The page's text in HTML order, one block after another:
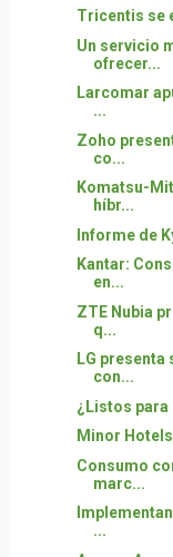
Tricentis se
Un servicio
ofrecer...
Larcomar
...
Zoho
co...
Komatsu-
híbr...
Informe de
Kantar:
en...
ZTE Nubia
q...
LG presenta
con...
¿Listos para
Minor
Consumo
marc...
...